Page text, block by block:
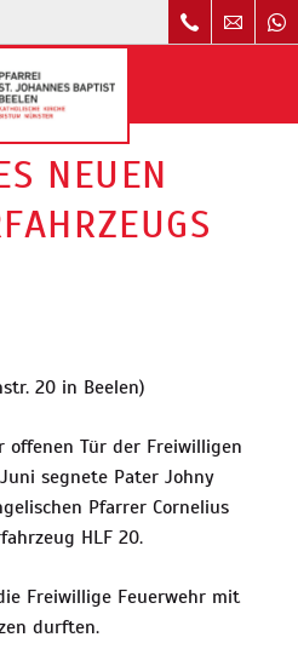
NEUEN
20 in Beelen)
offenen Tür der Freiwilligen
segnete Pater Johny
Pfarrer Cornelius
HLF 20.
Freiwillige Feuerwehr mit
durften.